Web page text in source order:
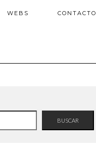
WEBS CONTACTO
BUSCAR